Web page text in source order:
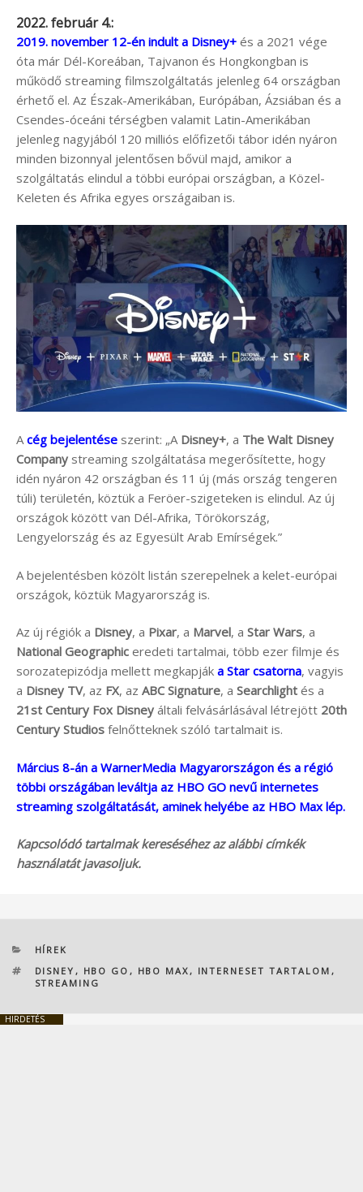
2022. február 4.:
2019. november 12-én indult a Disney+ és a 2021 vége
óta már Dél-Koreában, Tajvanon és Hongkongban is
működő streaming filmszolgáltatás jelenleg 64 országban
érhető el. Az Észak-Amerikában, Európában, Ázsiában és a
Csendes-óceáni térségben valamit Latin-Amerikában
jelenleg nagyjából 120 milliós előfizetői tábor idén nyáron
minden bizonnyal jelentősen bővül majd, amikor a
szolgáltatás elindul a többi európai országban, a Közel-
Keleten és Afrika egyes országaiban is.
Acég bejelentése szerint: „A Disney+, a The Walt Disney
Company streaming szolgáltatása megerősítette, hogy
idén nyáron 42 országban és 11 új (más ország tengeren
túli) területén, köztük a Feröer-szigeteken is elindul. Az új
országok között van Dél-Afrika, Törökország,
Lengyelország és az Egyesült Arab Emírségek.”
A bejelentésben közölt listán szerepelnek a kelet-európai
országok, köztük Magyarország is.
Az új régiók a Disney, a Pixar, a Marvel, a Star Wars, a
National Geographic eredeti tartalmai, több ezer filmje és
sorozatepizódja mellett megkapják a Star csatorna, vagyis
a Disney TV, az FX, az ABC Signature, a Searchlight és a
21st Century Fox Disney általi felvásárlásával létrejött 20th
Century Studios felnőtteknek szóló tartalmait is.
Március 8-án a WarnerMedia Magyarországon és a régió
többi országában leváltja az HBO GO nevű internetes
streaming szolgáltatását, aminek helyébe az HBO Max lép.
Kapcsolódó tartalmak kereséséhez az alábbi címkék
használatát javasoljuk.
KATEGÓRIÁK
HÍREK
CÍMKÉK
DISNEY , HBO GO , HBO MAX , INTERNESET TARTALOM ,
STREAMING
HIRDETÉS